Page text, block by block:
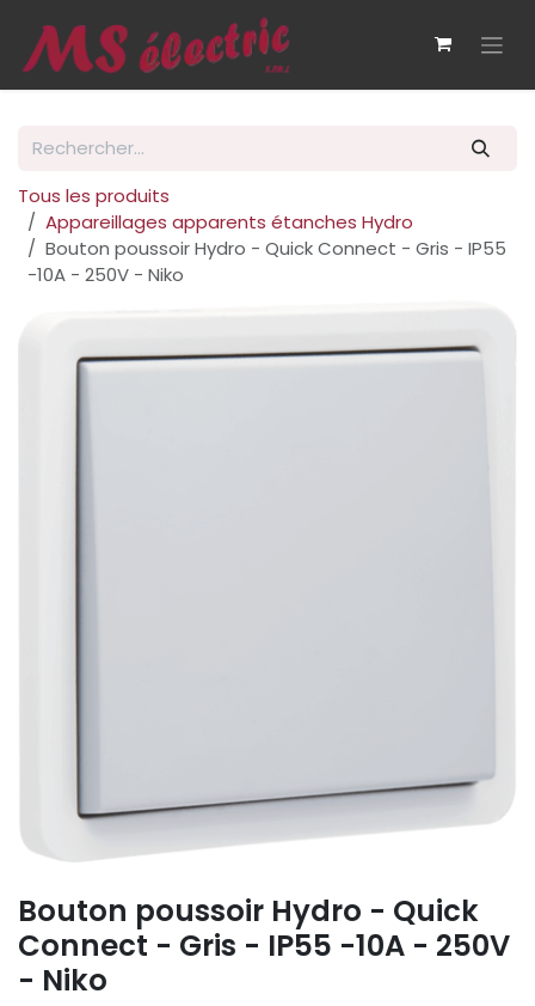
Tous les produits
Appareillages apparents étanches Hydro
Bouton poussoir Hydro - Quick Connect - Gris - IP55
-10A - 250V - Niko
Bouton poussoir Hydro - Quick
Connect - Gris - IP55 -10A - 250V
- Niko